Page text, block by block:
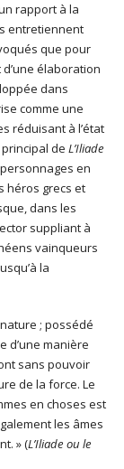
rapport à la
entretiennent
que pour
élaboration
dans
comme une
réduisant à l’état
de L’Iliade
en
héros grecs et
dans les
suppliant à
vainqueurs
la
; possédé
d’une manière
sans pouvoir
de la force. Le
en choses est
les âmes
» (L’Iliade ou le